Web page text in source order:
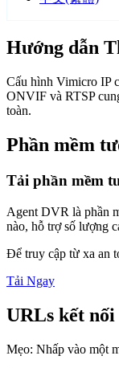
Hướng dẫn
Cấu hình Vimicro IP
ONVIF và RTSP
toàn.
Phần mềm
Tải phần mềm
Agent DVR là phần
nào, hỗ trợ số lượng
Để truy cập từ xa an
Tải Ngay
URLs kết
Mẹo: Nhấp vào một